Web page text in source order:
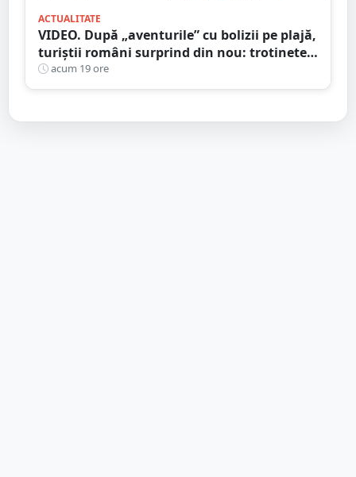
ACTUALITATE
VIDEO. După „aventurile” cu bolizii pe plajă,
turiștii români surprind din nou: trotinete
pe Bucegi și declarații de dragoste pe stânci
acum 19 ore